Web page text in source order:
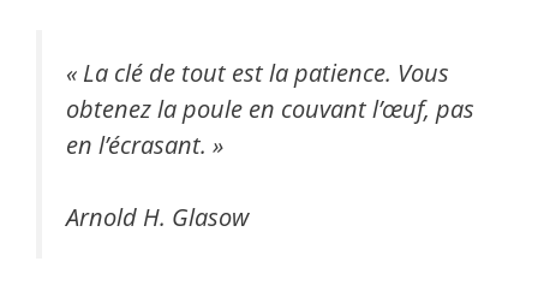
« La clé de tout est la patience. Vous
obtenez la poule en couvant l’œuf, pas
en l’écrasant. »
Arnold H. Glasow